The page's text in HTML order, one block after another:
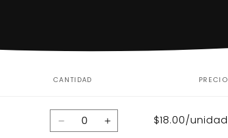
CANTIDAD PRECIO
Cantidad
Reducir
Aumentar $18.00/unidad